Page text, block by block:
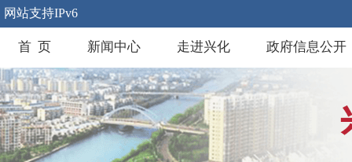
网站支持IPv6
首 页 新闻中心 走进兴化 政府信息公开